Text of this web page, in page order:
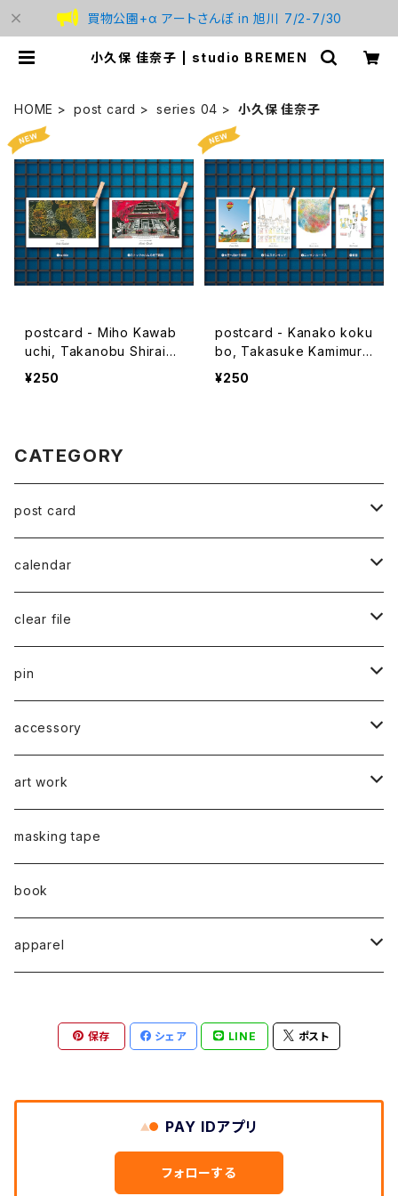
買物公園+α アートさんぽ in 旭川 7/2-7/30
小久保 佳奈子 | studio BREMEN
HOME post card series 04 小久保 佳奈子
postcard - Miho Kawab
uchi, Takanobu Shiraish
i - 2024ver
¥250
postcard - Kanako koku
bo, Takasuke Kamimur
a, Ryousuke Makino, Yu
¥250
CATEGORY
post card
series 02
千葉真弘
川淵美帆
馬渕祐輝
牧野亮介
宮林聡太
series 01
蛯子陽太
web限定
series 03
all complete
蛯子陽太
series 04
乾 夏樹
蛯子 陽太
calendar
2019
typeB
2020
CASUAL 横タイプ
CLASSIC 縦タイプ
2021
CLASSIC
CASUAL
2022
VERTICAL -ヴァーティカル-
Horizon -ホライゾン-
2023
VERTICAL - ヴァーティカル -
Horizon - ホライゾン -
2024
Vertical - ヴァーティカル -縦型
Logical - ロジカル -横型2ヶ月版
clear file
series 02
all complete
series 04
pin
series 01
蛯子陽太
後藤裕貴
accessory
弓山諒
ピアス
イヤリング
牧野亮介
ピアス
イヤリング
西川雄野
イヤリング
art work
蛯子陽太
猫 - cat -
犬 - dog -
白石貴喜
清尾あかり
鈴木僚介
masking tape
book
apparel
保存 シェア LINE ポスト
PAY IDアプリ
フォローする